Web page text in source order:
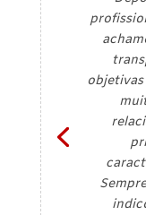
objetivas